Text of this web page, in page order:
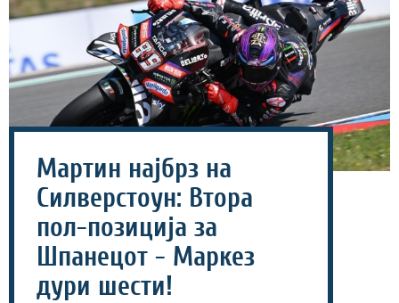
Мартин најбрз на
Силверстоун: Втора
пол-позиција за
Шпанецот - Маркез
дури шести!